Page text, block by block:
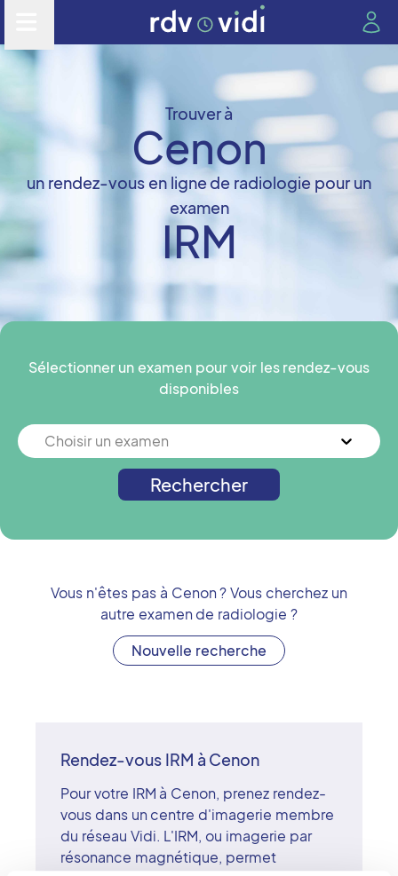
Trouver à
Cenon
un rendez-vous en ligne de radiologie pour un
examen
IRM
Sélectionner un examen pour voir les rendez-vous
disponibles
Choisir un examen
Rechercher
Vous n'êtes pas à Cenon? Vous cherchez un
autre examen de radiologie ?
Nouvelle recherche
Rendez-vous IRM à Cenon
Pour votre IRM à Cenon, prenez rendez-
vous dans un centre d'imagerie membre
du réseau Vidi. L'IRM, ou imagerie par
résonance magnétique, permet